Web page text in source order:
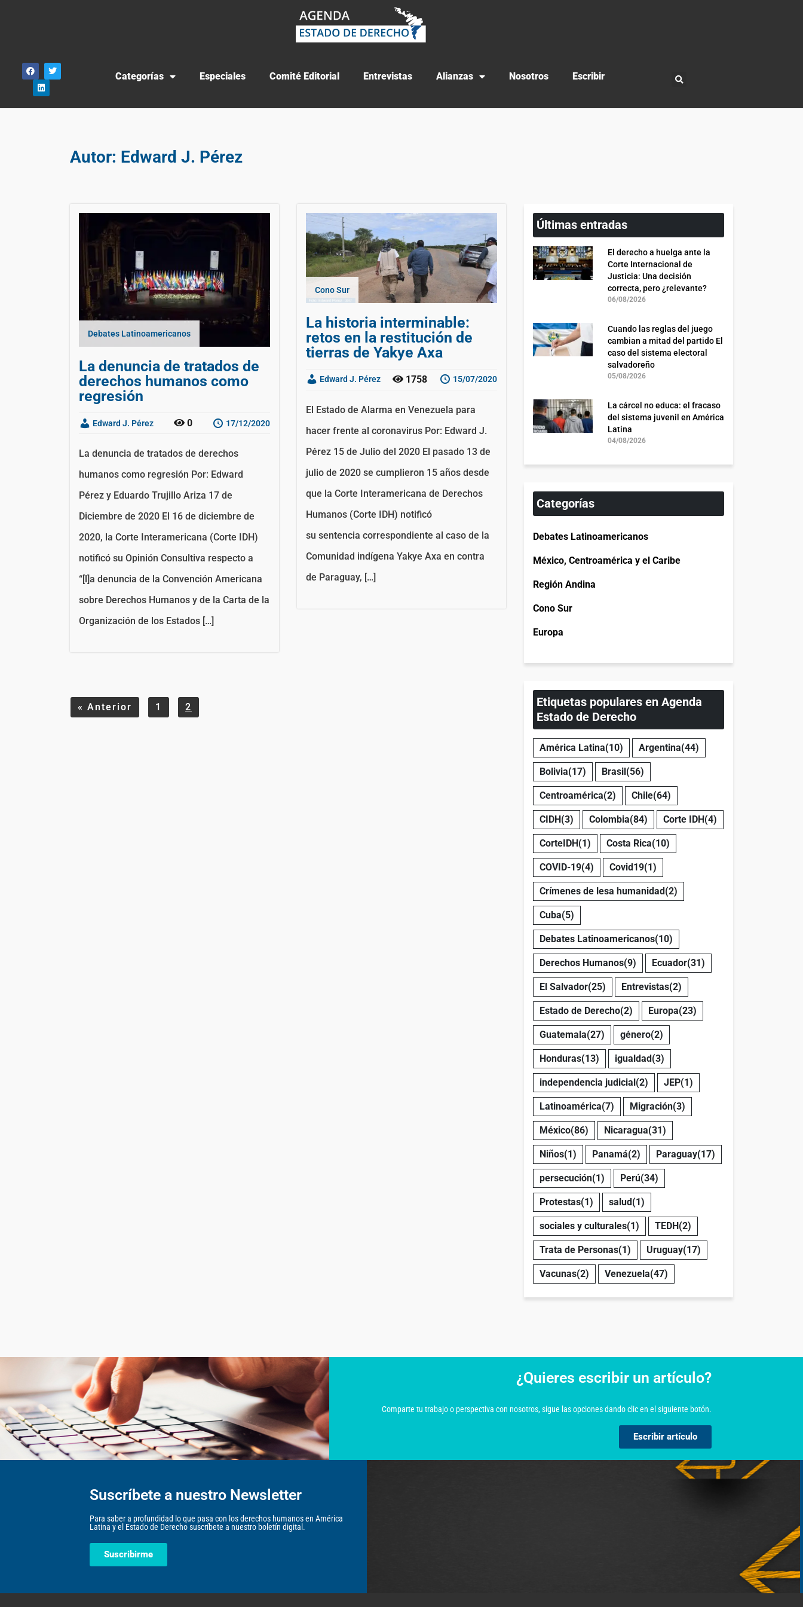
Categorías Especiales Comité Editorial Entrevistas Alianzas Nosotros Escribir
Autor: Edward J. Pérez
Debates Latinoamericanos
La denuncia de tratados de
derechos humanos como
regresión
Edward J. Pérez 0 17/12/2020
La denuncia de tratados de derechos
humanos como regresión Por: Edward
Pérez y Eduardo Trujillo Ariza 17 de
Diciembre de 2020 El 16 de diciembre de
2020, la Corte Interamericana (Corte IDH)
notificó su Opinión Consultiva respecto a
“[l]a denuncia de la Convención Americana
sobre Derechos Humanos y de la Carta de la
Organización de los Estados […]
Cono Sur
La historia interminable:
retos en la restitución de
tierras de Yakye Axa
Edward J. Pérez 1758 15/07/2020
El Estado de Alarma en Venezuela para
hacer frente al coronavirus Por: Edward J.
Pérez 15 de Julio del 2020 El pasado 13 de
julio de 2020 se cumplieron 15 años desde
que la Corte Interamericana de Derechos
Humanos (Corte IDH) notificó
su sentencia correspondiente al caso de la
Comunidad indígena Yakye Axa en contra
de Paraguay, […]
« Anterior 1 2
Últimas entradas
El derecho a huelga ante la
Corte Internacional de
Justicia: Una decisión
correcta, pero ¿relevante?
06/08/2026
Cuando las reglas del juego
cambian a mitad del partido El
caso del sistema electoral
salvadoreño
05/08/2026
La cárcel no educa: el fracaso
del sistema juvenil en América
Latina
04/08/2026
Categorías
Debates Latinoamericanos
México, Centroamérica y el Caribe
Región Andina
Cono Sur
Europa
Etiquetas populares en Agenda
Estado de Derecho
América Latina(10) Argentina(44)
Bolivia(17) Brasil (56)
Centroamérica(2) Chile(64)
CIDH (3) Colombia(84) Corte IDH (4)
CorteIDH (1) Costa Rica(10)
COVID-19(4) Covid19(1)
Crímenes de lesa humanidad (2)
Cuba(5)
Debates Latinoamericanos(10)
Derechos Humanos(9) Ecuador(31)
El Salvador(25) Entrevistas(2)
Estado de Derecho(2) Europa(23)
Guatemala(27) género(2)
Honduras(13) igualdad (3)
independencia judicial (2) JEP(1)
Latinoamérica(7) Migración(3)
México(86) Nicaragua(31)
Niños(1) Panamá(2) Paraguay(17)
persecución(1) Perú(34)
Protestas(1) salud (1)
sociales y culturales(1) TEDH (2)
Trata de Personas(1) Uruguay(17)
Vacunas(2) Venezuela(47)
¿Quieres escribir un artículo?
Comparte tu trabajo o perspectiva con nosotros, sigue las opciones dando clic en el siguiente botón.
Escribir artículo
Suscríbete a nuestro Newsletter
Para saber a profundidad lo que pasa con los derechos humanos en América
Latina y el Estado de Derecho suscríbete a nuestro boletín digital.
Suscribirme